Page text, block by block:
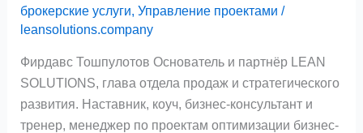
брокерские услуги, Управление проектами /
leansolutions.company
Фирдавс Тошпулотов Основатель и партнёр LEAN
SOLUTIONS, глава отдела продаж и стратегического
развития. Наставник, коуч, бизнес-консультант и
тренер, менеджер по проектам оптимизации бизнес-